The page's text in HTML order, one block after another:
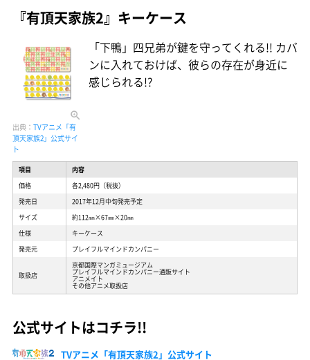
『有頂天家族2』キーケース
出典： TVアニメ「有
頂天家族2」公式サイ
ト
「下鴨」四兄弟が鍵を守ってくれる!! カバ
ンに入れておけば、彼らの存在が身近に
感じられる!?
項目
内容
価格
各2,480円（税抜）
発売日
2017年12月中旬発売予定
サイズ
約112㎜×67㎜×20㎜
仕様
キーケース
発売元
プレイフルマインドカンパニー
取扱店
京都国際マンガミュージアム
プレイフルマインドカンパニー通販サイト
アニメイト
その他アニメ取扱店
公式サイトはコチラ!!
TVアニメ「有頂天家族2」公式サイト